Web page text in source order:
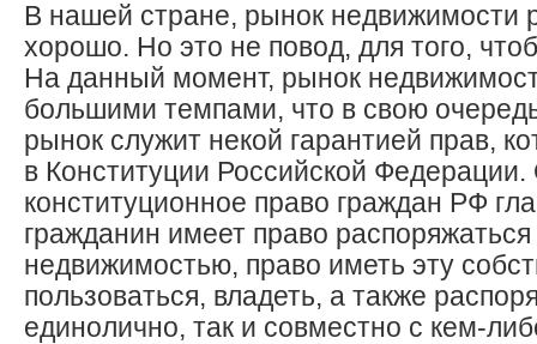
В нашей стране, рынок недвижимости
хорошо. Но это не повод, для того,
На данный момент, рынок
большими темпами, что в свою
рынок служит некой гарантией прав,
в Конституции Российской
конституционное право граждан РФ
гражданин имеет право
недвижимостью, право иметь эту
пользоваться, владеть, а также
единолично, так и совместно с кем-